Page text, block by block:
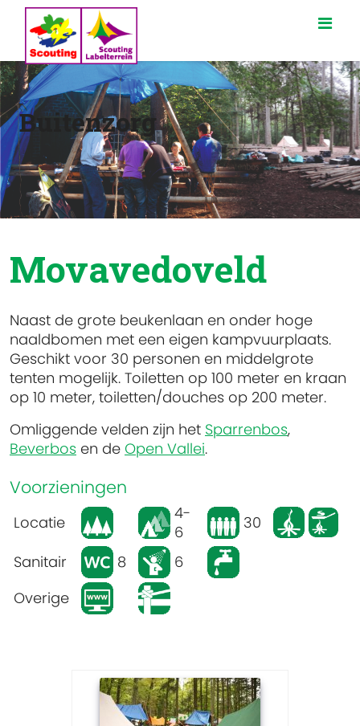
Buitenzorg
Movavedoveld
Naast de grote beukenlaan en onder hoge
naaldbomen met een eigen kampvuurplaats.
Geschikt voor 30 personen en middelgrote
tenten mogelijk. Toiletten op 100 meter en kraan
op 10 meter, toiletten/douches op 200 meter.
Omliggende velden zijn het Sparrenbos,
Beverbos en de Open Vallei.
Voorzieningen
Locatie
4-
6
30
Sanitair
8
6
Overige